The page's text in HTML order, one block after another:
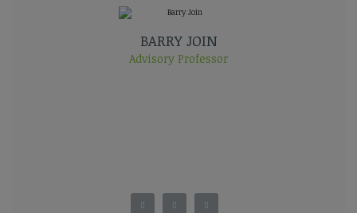
BARRY JOIN
Advisory Professor